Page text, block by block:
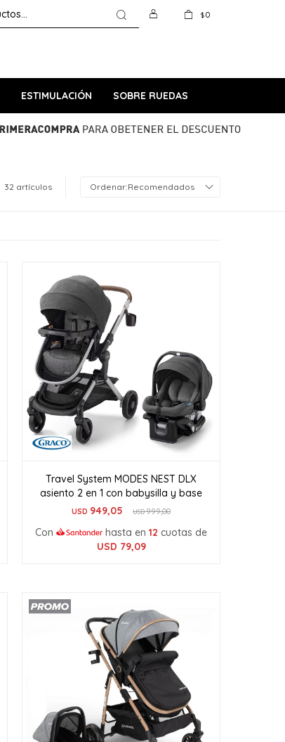
ESTIMULACIÓN SOBRE RUEDAS
$0
32 artículos Recomendados
Travel System MODES NEST DLX
asiento 2 en 1 con babysilla y base
USD 949,05 USD999,00
Con hasta en12 cuotas de
USD 79,09